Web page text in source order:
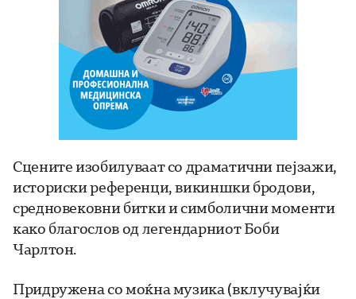
Сцените изобилуваат со драматични пејзажи,
историски референци, викиншки бродови,
средновековни битки и симболични моменти
како благослов од легендарниот Боби
Чарлтон.
Придружена со моќна музика (вклучувајќи